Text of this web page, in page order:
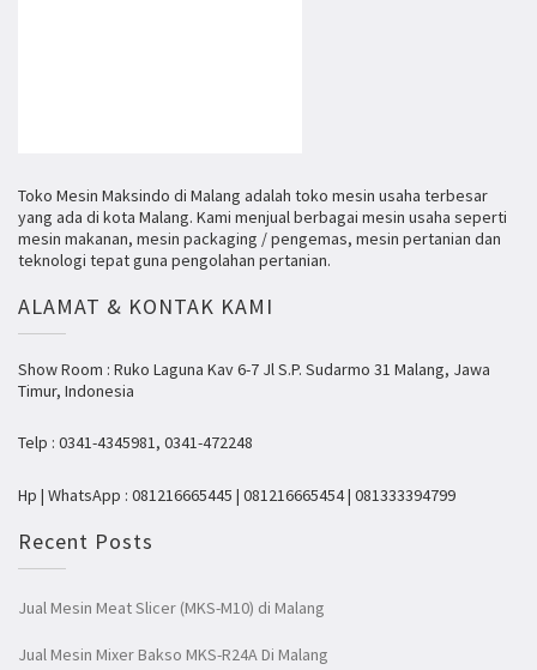
Toko Mesin Maksindo di Malang adalah toko mesin usaha terbesar
yang ada di kota Malang. Kami menjual berbagai mesin usaha seperti
mesin makanan, mesin packaging / pengemas, mesin pertanian dan
teknologi tepat guna pengolahan pertanian.
ALAMAT & KONTAK KAMI
Show Room : Ruko Laguna Kav 6-7 Jl S.P. Sudarmo 31 Malang, Jawa
Timur, Indonesia
Telp : 0341-4345981, 0341-472248
Hp | WhatsApp : 081216665445 | 081216665454 | 081333394799
Recent Posts
Jual Mesin Meat Slicer (MKS-M10) di Malang
Jual Mesin Mixer Bakso MKS-R24A Di Malang